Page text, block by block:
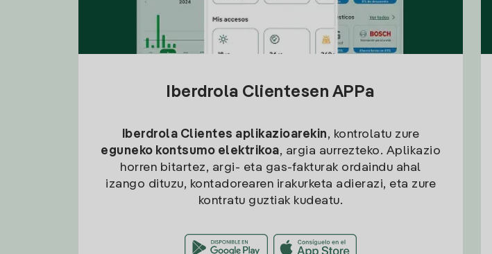
Iberdrola Clientesen APPa
Iberdrola Clientes aplikazioarekin, kontrolatu zure
eguneko kontsumo elektrikoa, argia aurrezteko. Aplikazio
horren bitartez, argi- eta gas-fakturak ordaindu ahal
izango dituzu, kontadorearen irakurketa adierazi, eta zure
kontratu guztiak kudeatu.